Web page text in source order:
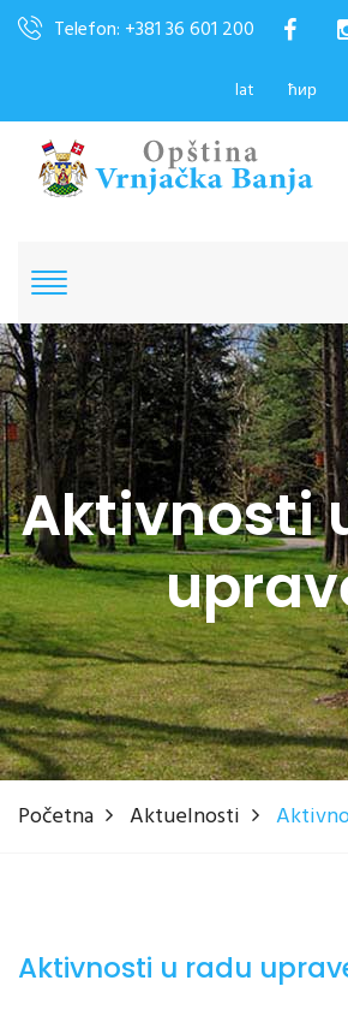
Telefon: +381 36 601 200
lat ћир
Aktivnosti
Početna Aktuelnosti
Aktivnosti u radu